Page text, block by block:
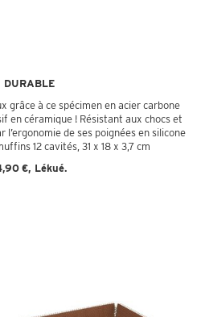
DURABLE
grâce à ce spécimen en acier carbone
en céramique ! Résistant aux chocs et
l’ergonomie de ses poignées en silicone
12 cavités, 31 x 18 x 3,7 cm
€, Lékué.